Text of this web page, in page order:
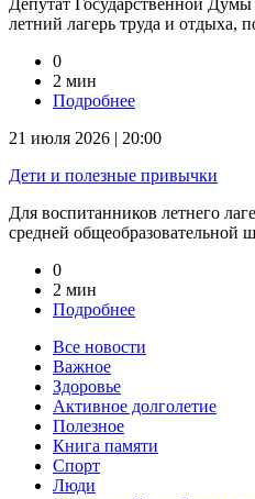
Депутат Государственной
летний лагерь труда и отдыха,
0
2 мин
Подробнее
21 июля 2026 | 20:00
Дети и полезные привычки
Для воспитанников летнего
средней общеобразовательной
0
2 мин
Подробнее
Все новости
Важное
Здоровье
Активное долголетие
Полезное
Книга памяти
Спорт
Люди